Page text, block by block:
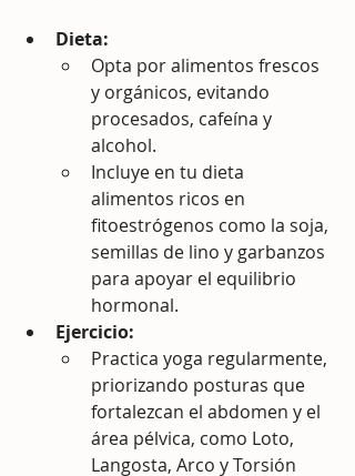
Dieta:
Opta por alimentos frescos
y orgánicos, evitando
procesados, cafeína y
alcohol.
Incluye en tu dieta
alimentos ricos en
fitoestrógenos como la soja,
semillas de lino y garbanzos
para apoyar el equilibrio
hormonal.
Ejercicio:
Practica yoga regularmente,
priorizando posturas que
fortalezcan el abdomen y el
área pélvica, como Loto,
Langosta, Arco y Torsión